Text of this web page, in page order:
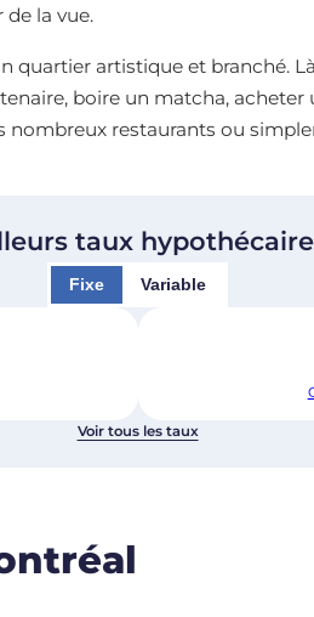
la vue.
quartier artistique et branché.
boire un matcha,
nombreux restaurants ou
taux
Fixe Variable
Voir tous les taux